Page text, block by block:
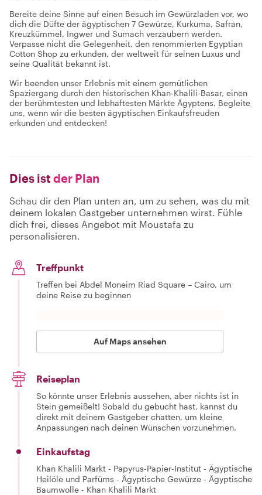
Bereite deine Sinne auf einen Besuch im Gewürzladen vor, wo
dich die Düfte der ägyptischen 7 Gewürze, Kurkuma, Safran,
Kreuzkümmel, Ingwer und Sumach verzaubern werden.
Verpasse nicht die Gelegenheit, den renommierten Egyptian
Cotton Shop zu erkunden, der weltweit für seinen Luxus und
seine Qualität bekannt ist.
Wir beenden unser Erlebnis mit einem gemütlichen
Spaziergang durch den historischen Khan-Khalili-Basar, einen
der berühmtesten und lebhaftesten Märkte Ägyptens. Begleite
uns, wenn wir die besten ägyptischen Einkaufsfreuden
erkunden und entdecken!
Dies ist der Plan
Schau dir den Plan unten an, um zu sehen, was du mit
deinem lokalen Gastgeber unternehmen wirst. Fühle
dich frei, dieses Angebot mit Moustafa zu
personalisieren.
Treffpunkt
Treffen bei Abdel Moneim Riad Square – Cairo, um
deine Reise zu beginnen
Auf Maps ansehen
Reiseplan
So könnte unser Erlebnis aussehen, aber nichts ist in
Stein gemeißelt! Sobald du gebucht hast, kannst du
direkt mit deinem Gastgeber chatten, um kleine
Anpassungen nach deinen Wünschen vorzunehmen.
Einkaufstag
Khan Khalili Markt - Papyrus-Papier-Institut - Ägyptische
Heilöle und Parfüms - Ägyptische Gewürze - Ägyptische
Baumwolle - Khan Khalili Markt